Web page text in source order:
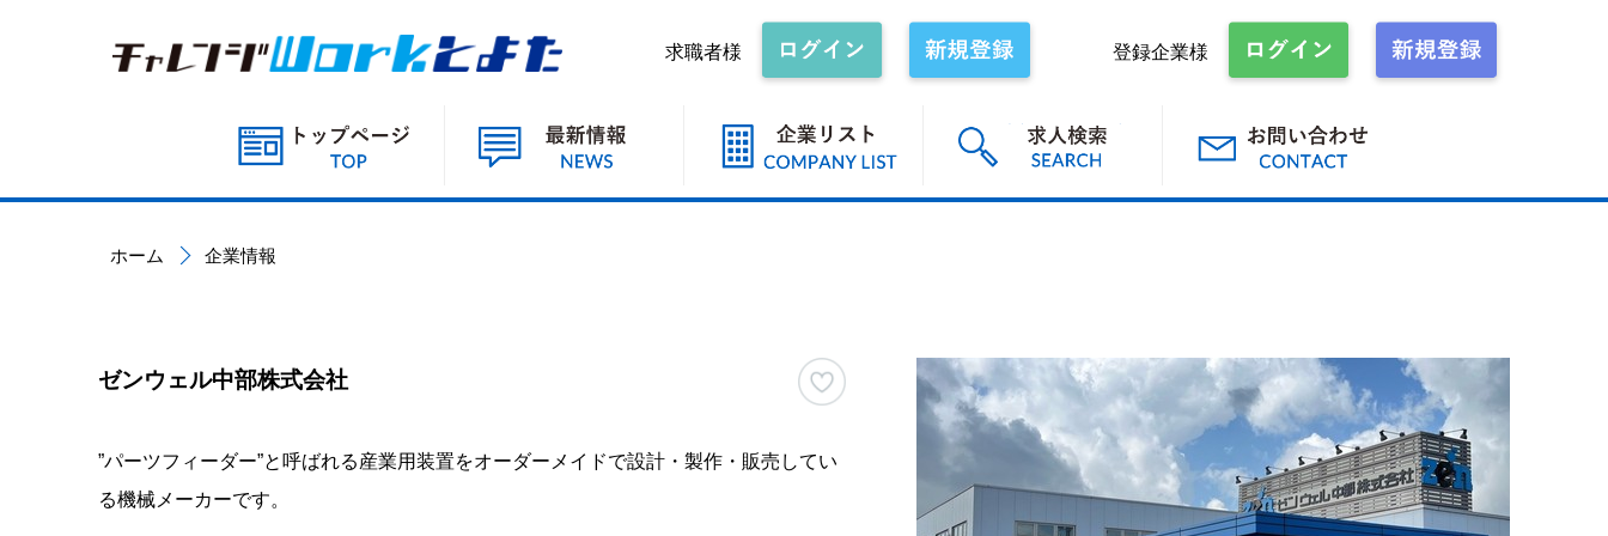
求職者様 登録企業様
ホーム 企業情報
ゼンウェル中部株式会社
”パーツフィーダー”と呼ばれる産業用装置をオーダーメイドで設計・製作・販売してい
る機械メーカーです。